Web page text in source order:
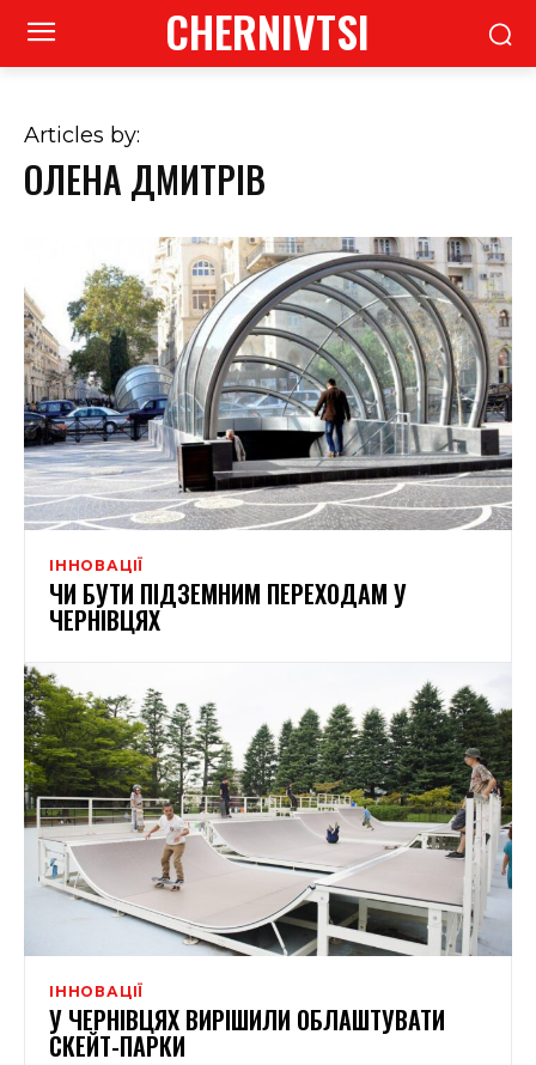
CHERNIVTSI
Articles by:
ОЛЕНА ДМИТРІВ
ІННОВАЦІЇ
ЧИ БУТИ ПІДЗЕМНИМ ПЕРЕХОДАМ У
ЧЕРНІВЦЯХ
ІННОВАЦІЇ
У ЧЕРНІВЦЯХ ВИРІШИЛИ ОБЛАШТУВАТИ
СКЕЙТ-ПАРКИ